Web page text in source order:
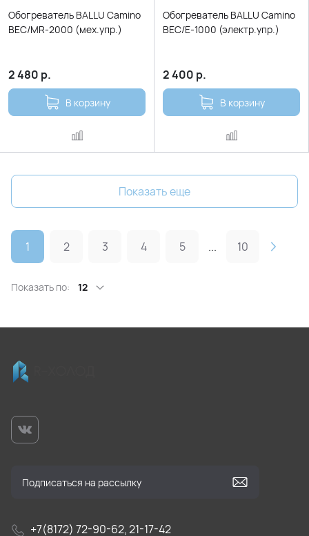
Обогреватель BALLU Camino
BEC/MR-2000 (мех.упр.)
2 480 р.
В корзину
Обогреватель BALLU Camino
BEC/Е-1000 (электр.упр.)
2 400 р.
В корзину
Показать еще
1 2 3 4 5 ... 10
Показать по: 12
+7(8172) 72-90-62, 21-17-42